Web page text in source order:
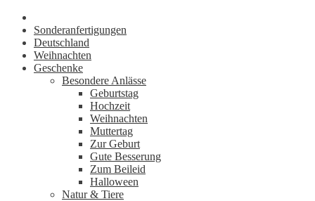
Sonderanfertigungen
Deutschland
Weihnachten
Geschenke
Besondere Anlässe
Geburtstag
Hochzeit
Weihnachten
Muttertag
Zur Geburt
Gute Besserung
Zum Beileid
Halloween
Natur & Tiere